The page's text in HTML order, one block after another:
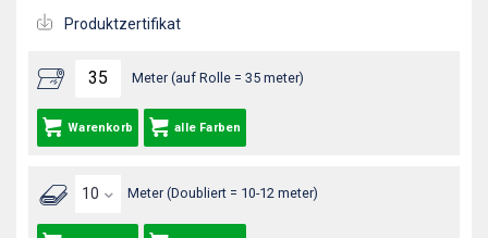
Meter (auf Rolle = 35 meter)
Warenkorb alle Farben
Meter (Doubliert = 10-12 meter)
Produktzertifikat